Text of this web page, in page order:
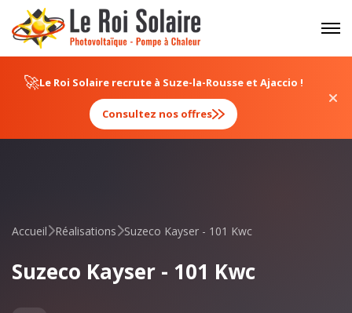
🚀Le Roi Solaire recrute à Suze-la-Rousse et Ajaccio !
Consultez nos offres
Accueil Réalisations Suzeco Kayser - 101 Kwc
Suzeco Kayser - 101 Kwc
Panneau de gestion des cookies